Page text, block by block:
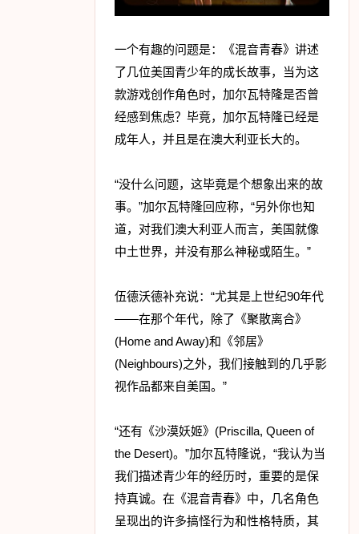
一个有趣的问题是：《混音青春》讲述
了几位美国青少年的成长故事，当为这
款游戏创作角色时，加尔瓦特隆是否曾
经感到焦虑？毕竟，加尔瓦特隆已经是
成年人，并且是在澳大利亚长大的。
“没什么问题，这毕竟是个想象出来的故
事。”加尔瓦特隆回应称，“另外你也知
道，对我们澳大利亚人而言，美国就像
中土世界，并没有那么神秘或陌生。”
伍德沃德补充说：“尤其是上世纪90年代
——在那个年代，除了《聚散离合》
(Home and Away)和《邻居》
(Neighbours)之外，我们接触到的几乎影
视作品都来自美国。”
“还有《沙漠妖姬》(Priscilla, Queen of
the Desert)。”加尔瓦特隆说，“我认为当
我们描述青少年的经历时，重要的是保
持真诚。在《混音青春》中，几名角色
呈现出的许多搞怪行为和性格特质，其